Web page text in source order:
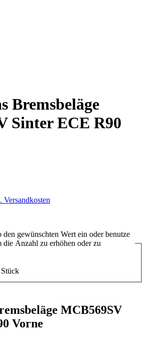
Bremsbeläge
Sinter ECE R90
gewünschten Wert ein oder benutze
die Anzahl zu erhöhen oder zu
Stück
MCB569SV
Vorne